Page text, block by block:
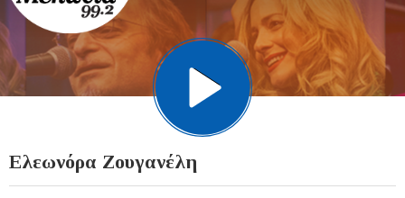
Ελεωνόρα Ζουγανέλη